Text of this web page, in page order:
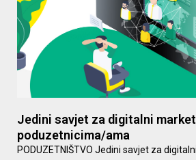
Jedini savjet za digitalni
poduzetnicima/ama
PODUZETNIŠTVO Jedini savjet za